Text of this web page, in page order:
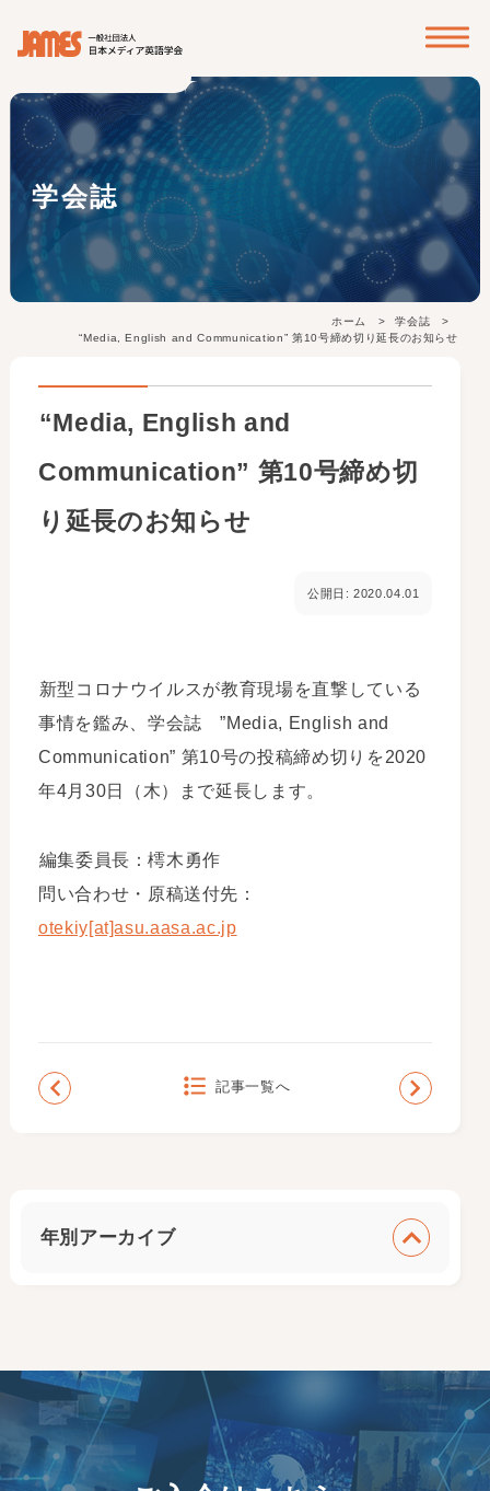
学会誌
ホーム
学会誌
“Media, English and Communication” 第10号締め切り延長のお知らせ
“Media, English and
Communication” 第10号締め切
り延長のお知らせ
公開日: 2020.04.01
新型コロナウイルスが教育現場を直撃している
事情を鑑み、学会誌 ”Media, English and
Communication” 第10号の投稿締め切りを2020
年4月30日（木）まで延長します。
編集委員長：樗木勇作
問い合わせ・原稿送付先：
otekiy[at]asu.aasa.ac.jp
記事一覧へ
年別アーカイブ